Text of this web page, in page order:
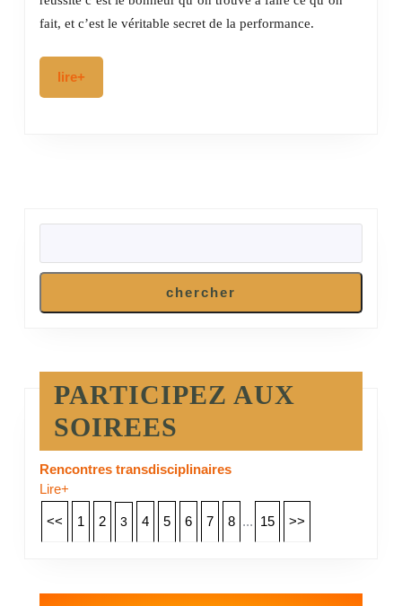
pas
fait, et c’est le véritable secret de la performance.
lire+
chercher
PARTICIPEZ AUX
SOIREES
Rencontres transdisciplinaires
Lire+
<< 1 2 3 4 5 6 7 8 ... 15 >>